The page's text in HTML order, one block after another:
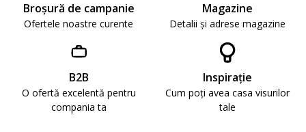
Broşură de campanie
Ofertele noastre curente
Magazine
Detalii și adrese magazine
B2B
O ofertă excelentă pentru
compania ta
Inspirație
Cum poți avea casa visurilor
tale